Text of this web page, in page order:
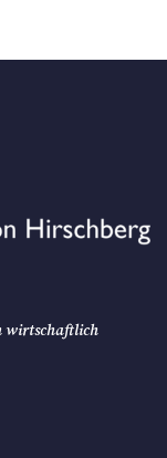
wirtschaftlich